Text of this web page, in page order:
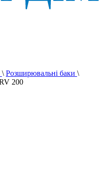
\ Розширювальні баки \
200